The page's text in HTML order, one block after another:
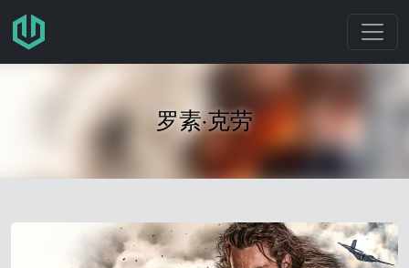
跳转至主要内容
罗素·克劳